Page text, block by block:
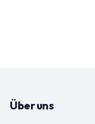
Über uns